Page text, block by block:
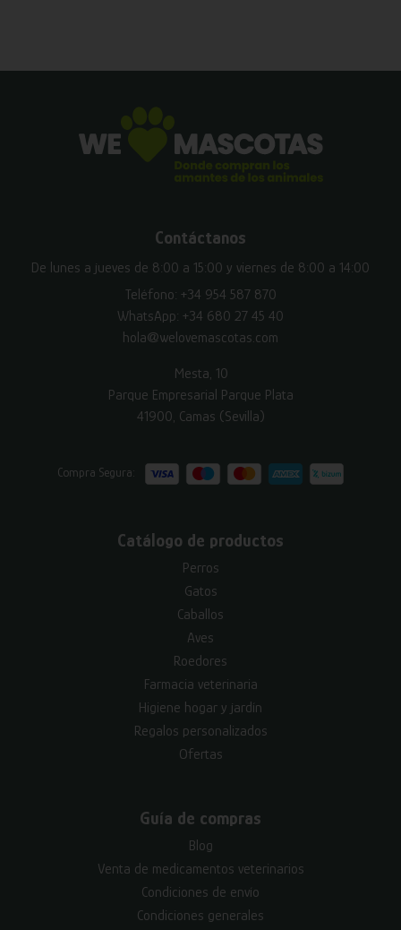
Contáctanos
De lunes a jueves de 8:00 a 15:00 y viernes de 8:00 a 14:00
Teléfono: +34 954 587 870
WhatsApp: +34 680 27 45 40
hola@welovemascotas.com
Mesta, 10
Parque Empresarial Parque Plata
41900, Camas (Sevilla)
Compra Segura:
Catálogo de productos
Perros
Gatos
Caballos
Aves
Roedores
Farmacia veterinaria
Higiene hogar y jardín
Regalos personalizados
Ofertas
Guía de compras
Blog
Venta de medicamentos veterinarios
Condiciones de envío
Condiciones generales